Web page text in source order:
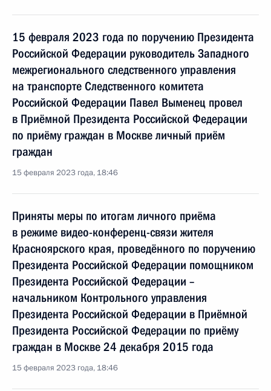
15 февраля 2023 года по поручению Президента
Российской Федерации руководитель Западного
межрегионального следственного управления
на транспорте Следственного комитета
Российской Федерации Павел Выменец провел
в Приёмной Президента Российской Федерации
по приёму граждан в Москве личный приём
граждан
15 февраля 2023 года, 18:46
Приняты меры по итогам личного приёма
в режиме видео-конференц-связи жителя
Красноярского края, проведённого по поручению
Президента Российской Федерации помощником
Президента Российской Федерации –
начальником Контрольного управления
Президента Российской Федерации в Приёмной
Президента Российской Федерации по приёму
граждан в Москве 24 декабря 2015 года
15 февраля 2023 года, 18:46